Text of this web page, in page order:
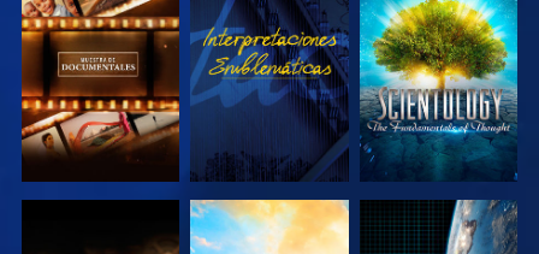
EXPLORA LAS
SERIES
VE
EXPLORA LAS
SERIES